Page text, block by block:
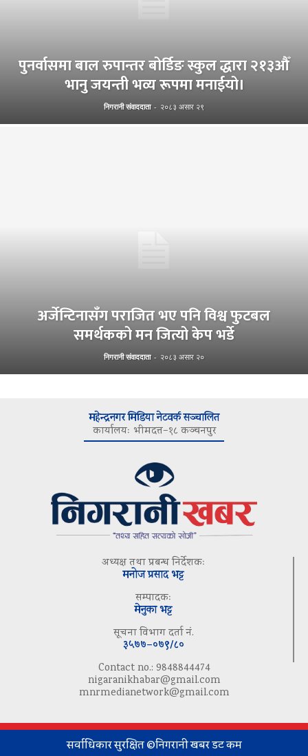
पुनर्वासमा बाल रुपान्तर बोर्डिङ स्कुल द्धारा २१३औँ
भानु जयन्ती भव्य रूपमा मनाईयो।
निगरानी संवाददाता - २०८३ असार २९
अर्जेन्टिनासँग पराजित भए पनि विश्व फुटबल
समर्थकको मन जित्यो केप भर्डे
निगरानी संवाददाता - २०८३ असार २०
महेन्द्रनगर मिडिया नेटवर्क सञ्चालित
कार्यालयः भीमदत्त–१८ कञ्चनपुर
अध्यक्ष तथा प्रबन्ध निर्देशकः
मनोज प्रसाद भट्ट
सम्पादकः
मेनुका भट्ट
सूचना विभाग दर्ता नं.
३५७७–०७९/८०
Contact no.: 9848844474
nigaranikhabar@gmail.com
mnrmedianetwork@gmail.com
सर्वाधिकार सुरक्षित ©निगरानी खबर डट कम